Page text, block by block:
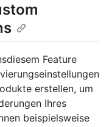
Feature
erstellen, um
Ihres
beispielsweise